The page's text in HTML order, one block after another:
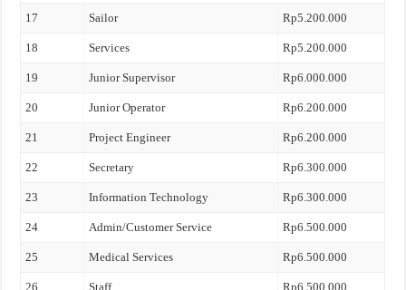
17 Sailor Rp5.200.000
18 Services Rp5.200.000
19 Junior Supervisor Rp6.000.000
20 Junior Operator Rp6.200.000
21 Project Engineer Rp6.200.000
22 Secretary Rp6.300.000
23 Information Technology Rp6.300.000
24 Admin/Customer Service Rp6.500.000
25 Medical Services Rp6.500.000
26 Staff Rp6.500.000